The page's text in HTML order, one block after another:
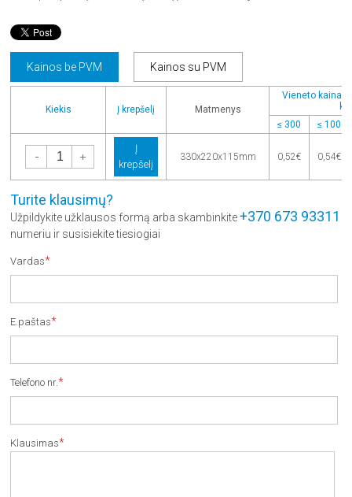
Kainos be PVM Kainos su PVM
Kiekis Į krepšelį Matmenys
Vieneto kaina
≤ 300
≤ 100
Į
krepšelį
330x220x115mm 0,52€ 0,54€
Turite klausimų?
Užpildykite užklausos formą arba skambinkite+370 673 93311
numeriu ir susisiekite tiesiogiai
Vardas*
E.paštas*
Telefono nr.*
Klausimas*